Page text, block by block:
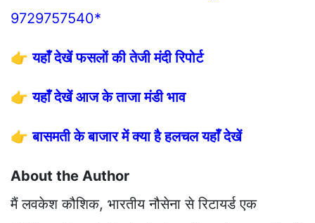
9729757540*
👉यहाँ देखें फसलों की तेजी मंदी रिपोर्ट
👉यहाँ देखें आज के ताजा मंडी भाव
👉बासमती के बाजार में क्या है हलचल यहाँ देखें
About the Author
मैं लवकेश कौशिक, भारतीय नौसेना से रिटायर्ड एक